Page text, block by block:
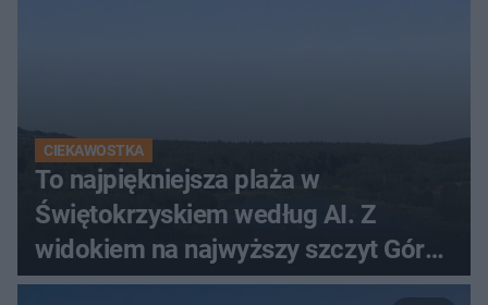
CIEKAWOSTKA
To najpiękniejsza plaża w
Świętokrzyskiem według AI. Z
widokiem na najwyższy szczyt Gór
Świętokrzyskich